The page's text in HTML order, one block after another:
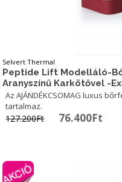
Selvert Thermal
Peptide Lift Modelláló-
Aranyszínű Karkötővel -
Az AJÁNDÉKCSOMAG luxus
tartalmaz.
127.200Ft Original
76.400Ft